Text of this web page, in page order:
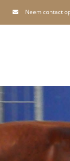
Neem contact